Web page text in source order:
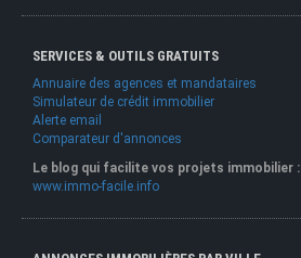
SERVICES & OUTILS GRATUITS
Annuaire des agences et mandataires
Simulateur de crédit immobilier
Alerte email
Comparateur d'annonces
Le blog qui facilite vos projets immobilier :
www.immo-facile.info